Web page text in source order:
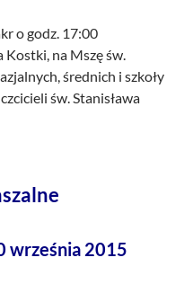
o godz. 17:00
Kostki, na Mszę św.
średnich i szkoły
św. Stanisława
września 2015